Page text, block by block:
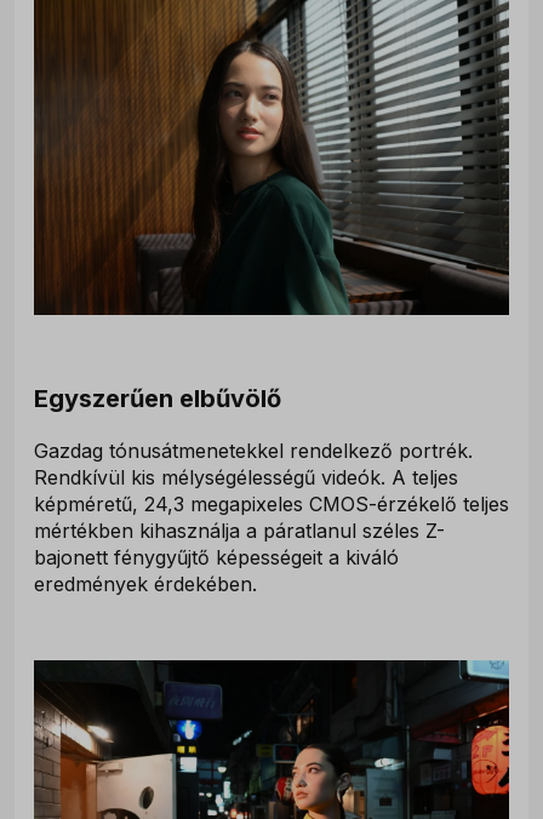
Egyszerűen elbűvölő
Gazdag tónusátmenetekkel rendelkező portrék.
Rendkívül kis mélységélességű videók. A teljes
képméretű, 24,3 megapixeles CMOS-érzékelő teljes
mértékben kihasználja a páratlanul széles Z-
bajonett fénygyűjtő képességeit a kiváló
eredmények érdekében.